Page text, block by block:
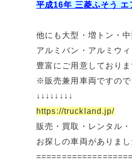
平成16年 三菱ふそう
他にも大型・増トン・
アルミバン・アルミウ
豊富にご用意しておりま
※販売兼用車両ですので
↓↓↓↓↓↓↓↓
https://truckland.jp/
販売・買取・レンタル
お探しの車両がありま